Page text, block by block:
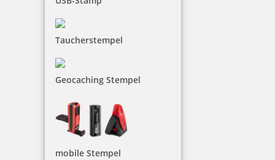
Taucherstempel
Geocaching Stempel
mobile Stempel